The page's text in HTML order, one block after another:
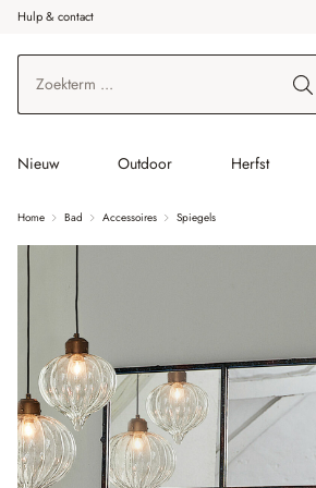
de hoofdinhoud
Ga naar zoeken
Ga naar de hoofdnavigatie
Hulp & contact
Nieuw Outdoor Herfst
Home Bad Accessoires Spiegels